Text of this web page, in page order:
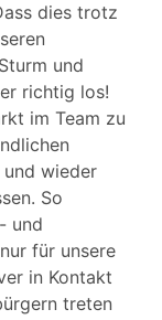
dies trotz
und
richtig los!
im Team zu
und wieder
So
und
für unsere
in Kontakt
treten